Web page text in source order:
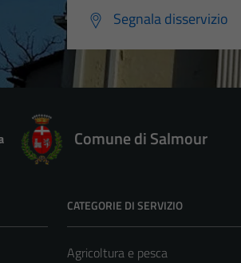
Segnala disservizio
Comune di Salmour
CATEGORIE DI SERVIZIO
Agricoltura e pesca